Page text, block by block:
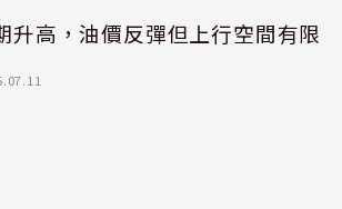
升高，油價反彈但上行空間有限